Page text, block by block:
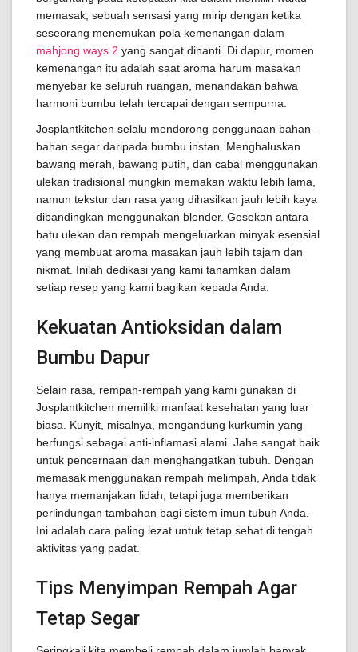
memasak, sebuah sensasi yang mirip dengan ketika
seseorang menemukan pola kemenangan dalam
mahjong ways 2 yang sangat dinanti. Di dapur, momen
kemenangan itu adalah saat aroma harum masakan
menyebar ke seluruh ruangan, menandakan bahwa
harmoni bumbu telah tercapai dengan sempurna.
Josplantkitchen selalu mendorong penggunaan bahan-
bahan segar daripada bumbu instan. Menghaluskan
bawang merah, bawang putih, dan cabai menggunakan
ulekan tradisional mungkin memakan waktu lebih lama,
namun tekstur dan rasa yang dihasilkan jauh lebih kaya
dibandingkan menggunakan blender. Gesekan antara
batu ulekan dan rempah mengeluarkan minyak esensial
yang membuat aroma masakan jauh lebih tajam dan
nikmat. Inilah dedikasi yang kami tanamkan dalam
setiap resep yang kami bagikan kepada Anda.
Kekuatan Antioksidan dalam
Bumbu Dapur
Selain rasa, rempah-rempah yang kami gunakan di
Josplantkitchen memiliki manfaat kesehatan yang luar
biasa. Kunyit, misalnya, mengandung kurkumin yang
berfungsi sebagai anti-inflamasi alami. Jahe sangat baik
untuk pencernaan dan menghangatkan tubuh. Dengan
memasak menggunakan rempah melimpah, Anda tidak
hanya memanjakan lidah, tetapi juga memberikan
perlindungan tambahan bagi sistem imun tubuh Anda.
Ini adalah cara paling lezat untuk tetap sehat di tengah
aktivitas yang padat.
Tips Menyimpan Rempah Agar
Tetap Segar